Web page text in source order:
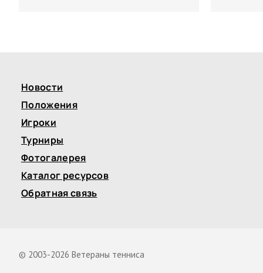
Новости
Положения
Игроки
Турниры
Фотогалерея
Каталог ресурсов
Обратная связь
© 2003-2026 Ветераны тенниса